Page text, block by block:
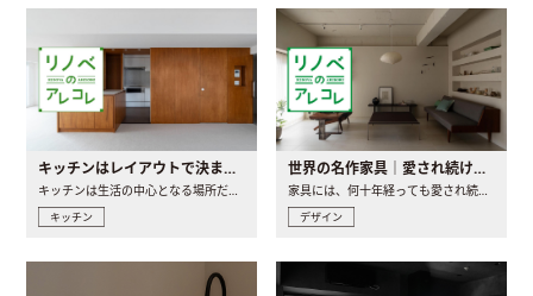
キッチンはレイアウトで決まる。後悔しないための考え方と選び方
キッチン
世界の名作家具｜愛され続ける理由と一生モノとの出会い方
デザイン